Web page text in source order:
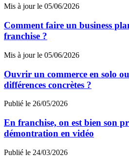
Mis à jour le 05/06/2026
Comment faire un business
franchise ?
Mis à jour le 05/06/2026
Ouvrir un commerce en solo
différences concrètes ?
Publié le 26/05/2026
En franchise, on est bien son
démontration en vidéo
Publié le 24/03/2026